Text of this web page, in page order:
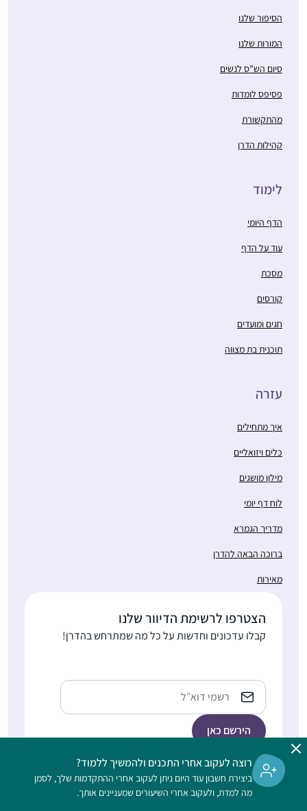
הסיפור שלנו
המורות שלנו
סיום הש”ס לנשים
פסיפס לומדות
מהתקשורת
קהילות הדרן
לימוד
הדף היומי
עוד על הדף
מסכת
קורסים
חגים ומועדים
תוכנית בת מצווה
עזרה
איך מתחילים
כלים ויזואליים
מילון מושגים
לוח דף יומי
מדריך הגמרא
ברוכה הבאה להדרן
מאירות
הצטרפו לרשימת הדיוור שלנו
קבלו עדכונים וחדשות על כל מה שמתרחש בהדרן!
כתובת
אימייל
הלימוד בהדרן הוא דיגיטלי, ללא תשלום, מתאים גם למתחילות, ופתוח
לנשים וגברים כאחד
רוצה לעקוב אחרי התכנים ולהמשיך ללמוד?
ביצירת חשבון עוד היום ניתן לעקוב אחרי ההתקדמות שלך, לסמן
מה למדת, ולעקוב אחרי השיעורים שמעניינים אותך.